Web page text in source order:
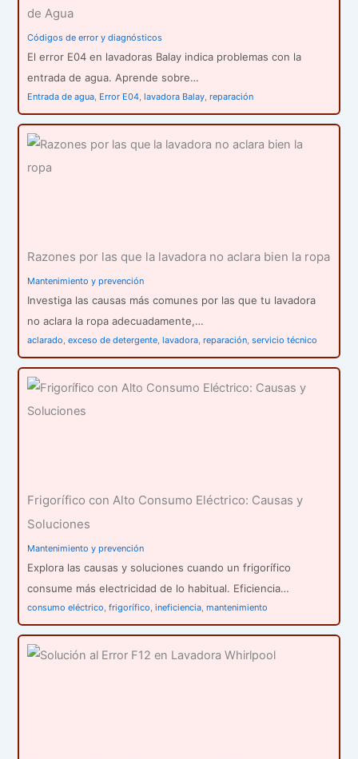
de Agua
Códigos de error y diagnósticos
El error E04 en lavadoras Balay indica problemas con la
entrada de agua. Aprende sobre…
Entrada de agua, Error E04,lavadora Balay,reparación
Razones por las que la lavadora no aclara bien la ropa
Mantenimiento y prevención
Investiga las causas más comunes por las que tu lavadora
no aclara la ropa adecuadamente,…
aclarado,exceso de detergente,lavadora,reparación,servicio técnico
Frigorífico con Alto Consumo Eléctrico: Causas y
Soluciones
Mantenimiento y prevención
Explora las causas y soluciones cuando un frigorífico
consume más electricidad de lo habitual. Eficiencia…
consumo eléctrico,frigorífico,ineficiencia,mantenimiento